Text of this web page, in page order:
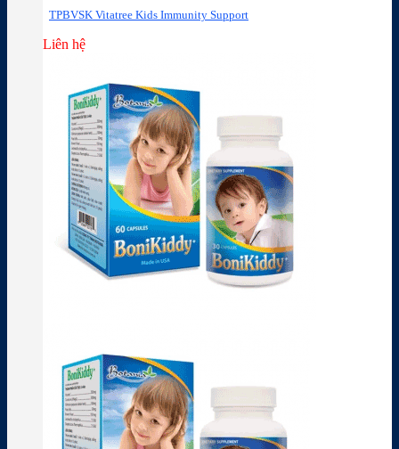
TPBVSK Vitatree Kids Immunity Support
Liên hệ